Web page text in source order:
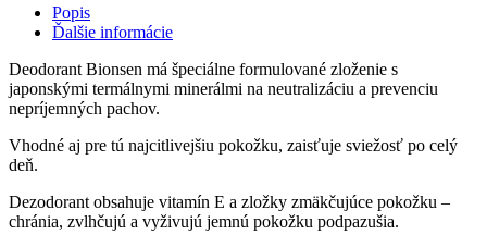
Popis
Ďalšie informácie
Deodorant Bionsen má špeciálne formulované zloženie s
japonskými termálnymi minerálmi na neutralizáciu a prevenciu
nepríjemných pachov.
Vhodné aj pre tú najcitlivejšiu pokožku, zaisťuje sviežosť po celý
deň.
Dezodorant obsahuje vitamín E a zložky zmäkčujúce pokožku –
chránia, zvlhčujú a vyživujú jemnú pokožku podpazušia.